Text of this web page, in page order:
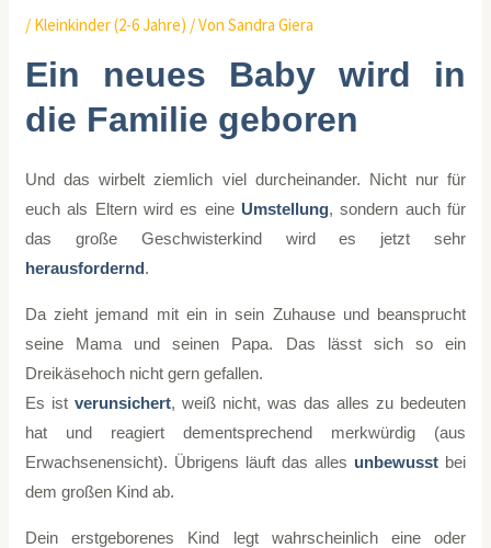
/ Kleinkinder (2-6 Jahre) / VonSandra Giera
Ein neues Baby wird in
die Familie geboren
Und das wirbelt ziemlich viel durcheinander. Nicht nur für
euch als Eltern wird es eine Umstellung, sondern auch für
das große Geschwisterkind wird es jetzt sehr
herausfordernd.
Da zieht jemand mit ein in sein Zuhause und beansprucht
seine Mama und seinen Papa. Das lässt sich so ein
Dreikäsehoch nicht gern gefallen.
Es istverunsichert, weiß nicht, was das alles zu bedeuten
hat und reagiert dementsprechend merkwürdig (aus
Erwachsenensicht). Übrigens läuft das alles unbewusst bei
dem großen Kind ab.
Dein erstgeborenes Kind legt wahrscheinlich eine oder